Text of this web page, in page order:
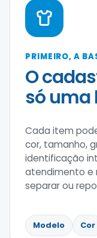
PRIMEIRO, A
O
só uma
Cada item
cor, tamanho,
identificação
atendimento e
separar ou
Modelo Cor